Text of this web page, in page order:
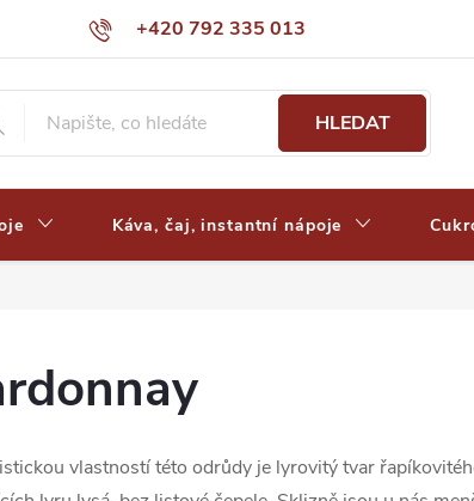
+420 792 335 013
Výdejní místa a ceny dopravy Často kladené otázky
HLEDAT
Káva, čaj, instantní nápoje
vlastností této odrůdy je lyrovitý tvar